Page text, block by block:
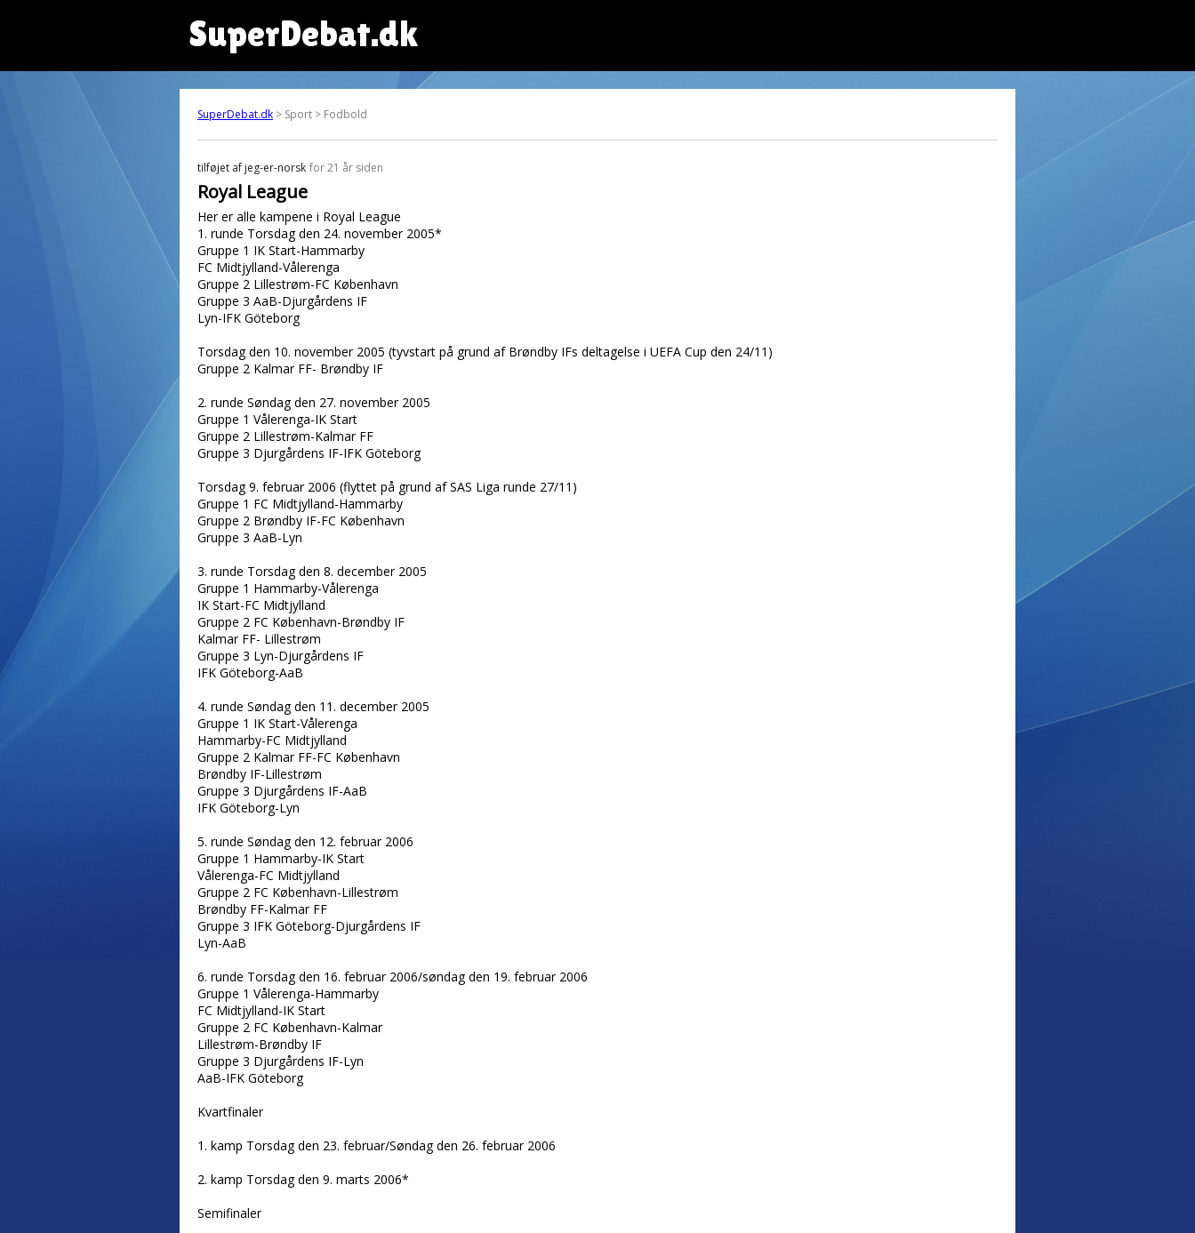
SuperDebat.dk
SuperDebat.dk > Sport > Fodbold
tilføjet af jeg-er-norsk for 21 år siden
Royal League
Her er alle kampene i Royal League
1. runde Torsdag den 24. november 2005*
Gruppe 1 IK Start-Hammarby
FC Midtjylland-Vålerenga
Gruppe 2 Lillestrøm-FC København
Gruppe 3 AaB-Djurgårdens IF
Lyn-IFK Göteborg
Torsdag den 10. november 2005 (tyvstart på grund af Brøndby IFs deltagelse i UEFA Cup den 24/11)
Gruppe 2 Kalmar FF- Brøndby IF
2. runde Søndag den 27. november 2005
Gruppe 1 Vålerenga-IK Start
Gruppe 2 Lillestrøm-Kalmar FF
Gruppe 3 Djurgårdens IF-IFK Göteborg
Torsdag 9. februar 2006 (flyttet på grund af SAS Liga runde 27/11)
Gruppe 1 FC Midtjylland-Hammarby
Gruppe 2 Brøndby IF-FC København
Gruppe 3 AaB-Lyn
3. runde Torsdag den 8. december 2005
Gruppe 1 Hammarby-Vålerenga
IK Start-FC Midtjylland
Gruppe 2 FC København-Brøndby IF
Kalmar FF- Lillestrøm
Gruppe 3 Lyn-Djurgårdens IF
IFK Göteborg-AaB
4. runde Søndag den 11. december 2005
Gruppe 1 IK Start-Vålerenga
Hammarby-FC Midtjylland
Gruppe 2 Kalmar FF-FC København
Brøndby IF-Lillestrøm
Gruppe 3 Djurgårdens IF-AaB
IFK Göteborg-Lyn
5. runde Søndag den 12. februar 2006
Gruppe 1 Hammarby-IK Start
Vålerenga-FC Midtjylland
Gruppe 2 FC København-Lillestrøm
Brøndby FF-Kalmar FF
Gruppe 3 IFK Göteborg-Djurgårdens IF
Lyn-AaB
6. runde Torsdag den 16. februar 2006/søndag den 19. februar 2006
Gruppe 1 Vålerenga-Hammarby
FC Midtjylland-IK Start
Gruppe 2 FC København-Kalmar
Lillestrøm-Brøndby IF
Gruppe 3 Djurgårdens IF-Lyn
AaB-IFK Göteborg
Kvartfinaler
1. kamp Torsdag den 23. februar/Søndag den 26. februar 2006
2. kamp Torsdag den 9. marts 2006*
Semifinaler